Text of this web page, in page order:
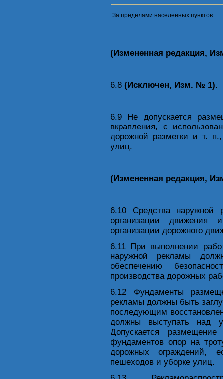
За пределами населенных пунктов
(Измененная редакция,
6.8 (Исключен, Изм. № 1).
6.9 Не допускается
вкрапления, с
дорожной разметки и т.
улиц.
(Измененная редакция,
6.10 Средства наружной
организации движения
организации дорожного
6.11 При выполнении
наружной рекламы
обеспечению
производства дорожных
6.12 Фундаменты
рекламы должны быть
последующим
должны выступать
Допускается
фундаментов опор на
дорожных ограждений,
пешеходов и уборке улиц.